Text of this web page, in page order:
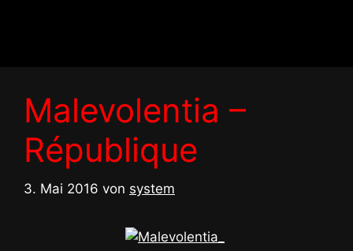
Malevolentia –
République
3. Mai 2016 von system